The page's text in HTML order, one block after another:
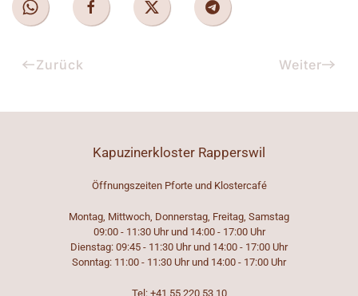
Zurück Weiter
Kapuzinerkloster Rapperswil
Öffnungszeiten Pforte und Klostercafé
Montag, Mittwoch, Donnerstag, Freitag, Samstag
09:00 - 11:30 Uhr und 14:00 - 17:00 Uhr
Dienstag: 09:45 - 11:30 Uhr und 14:00 - 17:00 Uhr
Sonntag: 11:00 - 11:30 Uhr und 14:00 - 17:00 Uhr
Tel: +41 55 220 53 10